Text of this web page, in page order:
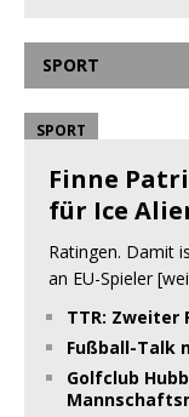
SPORT
SPORT
Finne
für Ice
Ratingen. Damit
an EU-Spieler
TTR: Zweiter
Fußball-Talk
Golfclub